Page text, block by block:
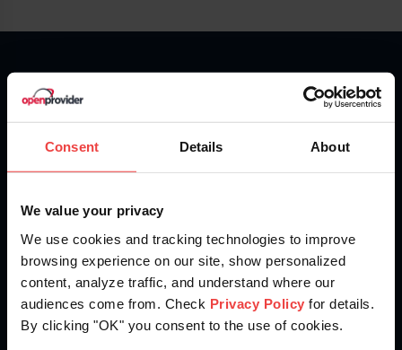
Consent Details About
We value your privacy
We use cookies and tracking technologies to improve
browsing experience on our site, show personalized
content, analyze traffic, and understand where our
audiences come from. Check Privacy Policy for details.
By clicking "OK" you consent to the use of cookies.
What are you waiting for?